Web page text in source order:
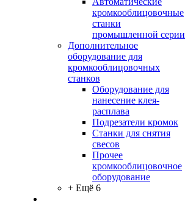
кромкооблицовочные
станки
промышленной серии
Дополнительное
оборудование для
кромкооблицовочных
станков
Оборудование для
нанесение клея-
расплава
Подрезатели кромок
Станки для снятия
свесов
Прочее
кромкооблицовочное
оборудование
+ Ещё 6